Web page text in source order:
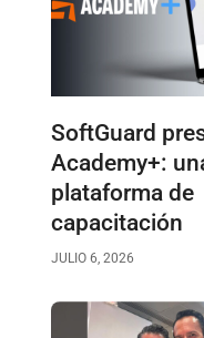
SoftGuard
Academy+:
plataforma de
capacitación
JULIO 6, 2026